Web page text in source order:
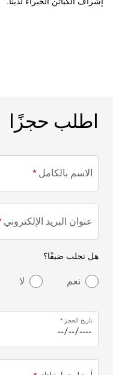
إشراف الكباتن الخبراء لدينا.
اطلب حجزًا
اطلب حجزًا
الاسم بالكامل
عنوان البريد الإلكتروني
هل تجلب ضيفًا؟
نعم لا
تاريخ الحجز